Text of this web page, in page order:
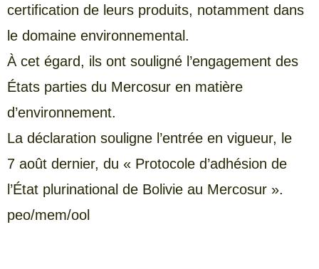
certification de leurs produits, notamment dans
le domaine environnemental.
À cet égard, ils ont souligné l’engagement des
États parties du Mercosur en matière
d’environnement.
La déclaration souligne l’entrée en vigueur, le
7 août dernier, du « Protocole d’adhésion de
l’État plurinational de Bolivie au Mercosur ».
peo/mem/ool